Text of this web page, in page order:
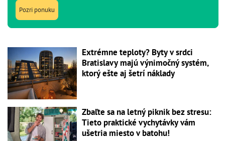
Pozri ponuku
Extrémne teploty? Byty v srdci
Bratislavy majú výnimočný systém,
ktorý ešte aj šetrí náklady
Zbaľte sa na letný piknik bez stresu:
Tieto praktické vychytávky vám
ušetria miesto v batohu!